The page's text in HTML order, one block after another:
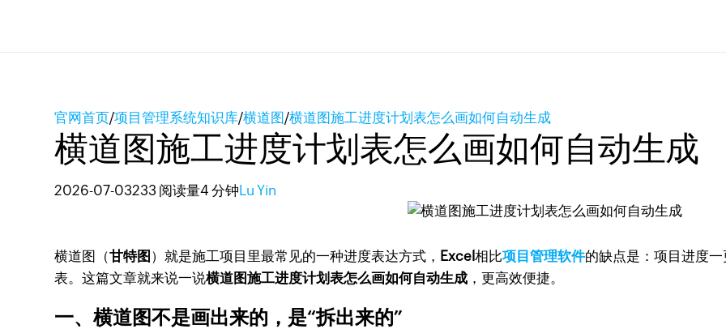
官网首页/项目管理系统知识库/横道图/横道图施工进度计划表怎么画如何自动生成
横道图施工进度计划表怎么画如何自动生成
2026-07-03233 阅读量4 分钟 Lu Yin
横道图（甘特图 ）就是施工项目里最常见的一种进度表达方式， Excel相比项目管理软件的缺点是：项目进度
表。这篇文章就来说一说横道图施工进度计划表怎么画如何自动生成 ，更高效便捷。
一、横道图不是画出来的，是“拆出来的”